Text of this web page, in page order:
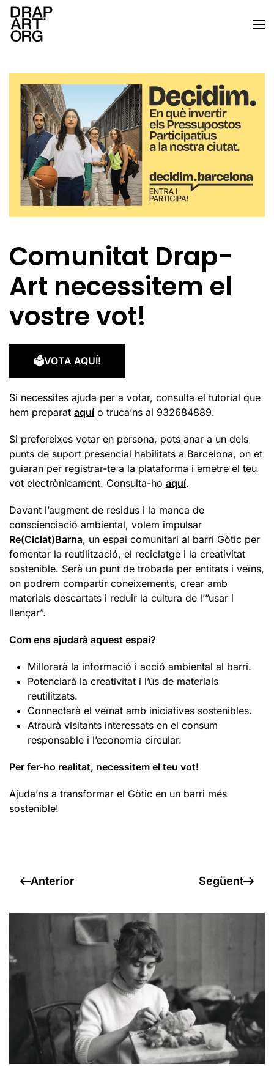
Skip to main content
Comunitat Drap-
Art necessitem el
vostre vot!
🗳️VOTA AQUÍ!
Si necessites ajuda per a votar, consulta el tutorial que
hem preparat aquí o truca’ns al 932684889.
Si prefereixes votar en persona, pots anar a un dels
punts de suport presencial habilitats a Barcelona, on et
guiaran per registrar-te a la plataforma i emetre el teu
vot electrònicament. Consulta-ho aquí.
Davant l’augment de residus i la manca de
conscienciació ambiental, volem impulsar
Re(Ciclat)Barna, un espai comunitari al barri Gòtic per
fomentar la reutilització, el reciclatge i la creativitat
sostenible. Serà un punt de trobada per entitats i veïns,
on podrem compartir coneixements, crear amb
materials descartats i reduir la cultura de l’”usar i
llençar”.
Com ens ajudarà aquest espai?
Millorarà la informació i acció ambiental al barri.
Potenciarà la creativitat i l’ús de materials
reutilitzats.
Connectarà el veïnat amb iniciatives sostenibles.
Atraurà visitants interessats en el consum
responsable i l’economia circular.
Per fer-ho realitat, necessitem el teu vot!
Ajuda’ns a transformar el Gòtic en un barri més
sostenible!
Anterior Següent